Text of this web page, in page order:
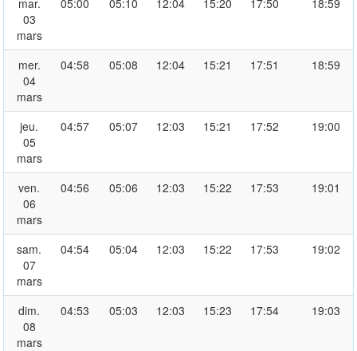
03
mars
mer.
04
mars
04:58 05:08 12:04 15:21 17:51 18:59
jeu.
05
mars
04:57 05:07 12:03 15:21 17:52 19:00
ven.
06
mars
04:56 05:06 12:03 15:22 17:53 19:01
sam.
07
mars
04:54 05:04 12:03 15:22 17:53 19:02
dim.
08
mars
04:53 05:03 12:03 15:23 17:54 19:03